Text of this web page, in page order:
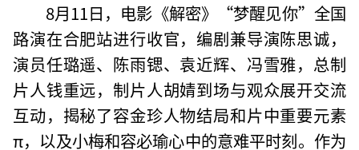
8月11日，电影《解密》“梦醒见你”全国
路演在合肥站进行收官，编剧兼导演陈思诚，
演员任璐遥、陈雨锶、袁近辉、冯雪雅，总制
片人钱重远，制片人胡婧到场与观众展开交流
互动，揭秘了容金珍人物结局和片中重要元素
π，以及小梅和容必瑜心中的意难平时刻。作为